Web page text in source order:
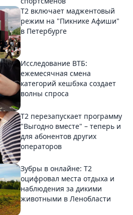
Т2 включает маджентовый
режим на "Пикнике Афиши"
в Петербурге
Исследование ВТБ:
ежемесячная смена
категорий кешбэка создает
волны спроса
Т2 перезапускает программу
"Выгодно вместе" – теперь и
для абонентов других
операторов
Зубры в онлайне: Т2
оцифровал места отдыха и
наблюдения за дикими
животными в Ленобласти